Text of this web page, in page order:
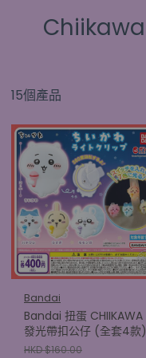
Chiikawa
15個產品
Bandai
Bandai 扭蛋 CHIIKAWA
發光帶扣公仔 (全套4款)
HKD $160.00